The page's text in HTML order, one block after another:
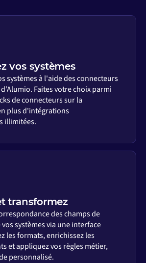
vos systèmes
systèmes à l'aide des connecteurs
Faites votre choix parmi
de connecteurs sur la
plus d'intégrations
illimitées.
transformez
des champs de
systèmes via une interface
les formats, enrichissez les
et appliquez vos règles métier,
personnalisé.